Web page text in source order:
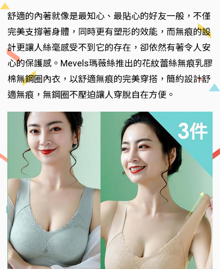
舒適的內著就像是最知心、最貼心的好友一般，不僅
完美支撐著身體，同時更有塑形的效能，而無痕的設
計更讓人絲毫感受不到它的存在，卻依然有著令人安
心的保護感。Mevels瑪薇絲推出的花紋蕾絲無痕乳膠
棉無鋼圈內衣，以舒適無痕的完美穿搭，簡約設計舒
適無痕，無鋼圈不壓迫讓人穿脫自在方便。